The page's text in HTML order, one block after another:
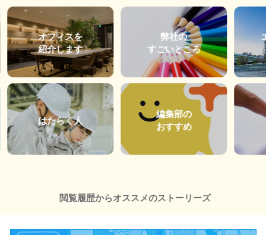
オフィスを
紹介します
はたらく人
弊社の
すごいところ
編集部の
おすすめ
閲覧履歴からオススメのストーリーズ